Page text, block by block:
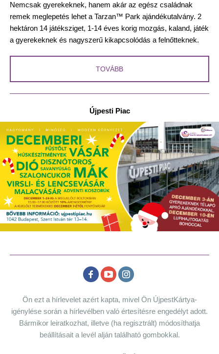
Nemcsak gyerekeknek, hanem akár az egész családnak
remek meglepetés lehet a Tarzan™ Park ajándékutalvány. 2
hektáron 14 játéksziget, 1-14 éves korig mozgás, kaland, játék
a gyerekeknek és nagyszerű kikapcsolódás a felnőtteknek.
TOVÁBB
Újpesti Piac
Ön ezt a hírlevelet azért kapta, mivel Ön ÚjpestKártya-
igénylése során a hírlevélben való értesítésre engedélyt adott.
Bármikor leiratkozhat, illetve (ha regisztrált) módosíthatja
beállításait a levél alján található gombokkal.